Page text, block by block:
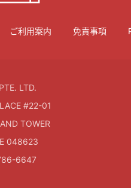
ご利用案内 免責事項
LTD.
#22-01
TOWER
048623
6647